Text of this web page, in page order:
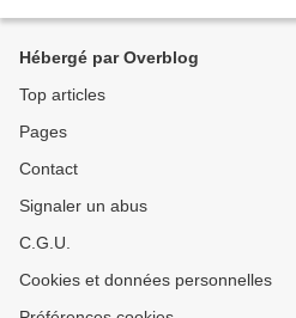
Hébergé par Overblog
Top articles
Pages
Contact
Signaler un abus
C.G.U.
Cookies et données personnelles